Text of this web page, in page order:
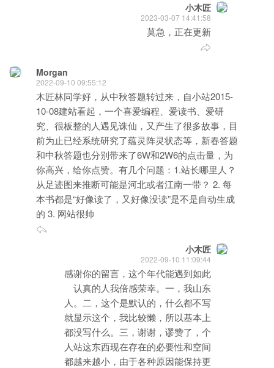
小木匠
2023-03-07 14:41:58
莫急，正在更新
Morgan
2022-09-10 09:55:12
木匠林同学好，从中秋答题转过来，自小站2015-
10-08建站看起，一个喜爱编程、爱读书、爱研
究、很板整的人遇见诛仙，又产生了很多故事，目
前为止已经系统研究了蕴灵阵灵状态等，新春答题
和中秋答题也分别带来了6W和2W6的点击量，为
你高兴，给你点赞。有几个问题：1.站长哪里人？
从足迹图来推断可能是河北或者江南一带？ 2. 每
本书都是“好像读了，又好像没读”是不是自动生成
的 3. 网站很帅
小木匠
2022-09-10 11:09:44
感谢你的留言，这个年代能遇到如此
认真的人我倍感荣幸。一，我山东
人。二，这个是默认的，什么都不写
就显示这个，我比较懒，所以基本上
都没写什么。三，谢谢，谬赞了，个
人站这东西现在存在的必要性和空间
都越来越小，由于各种原因能保持更